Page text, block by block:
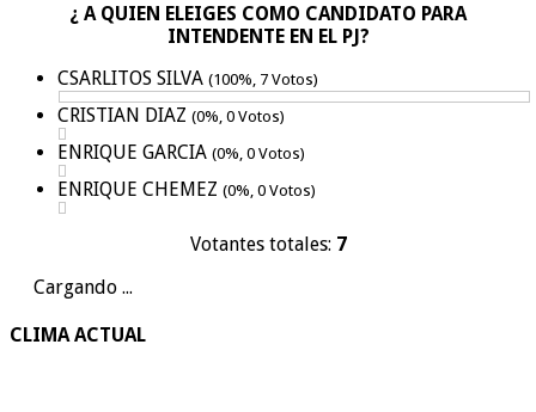
¿ A QUIEN ELEIGES COMO CANDIDATO PARA
INTENDENTE EN EL PJ?
CSARLITOS SILVA (100%, 7 Votos)
CRISTIAN DIAZ (0%, 0 Votos)
ENRIQUE GARCIA (0%, 0 Votos)
ENRIQUE CHEMEZ (0%, 0 Votos)
Votantes totales: 7
Cargando ...
CLIMA ACTUAL